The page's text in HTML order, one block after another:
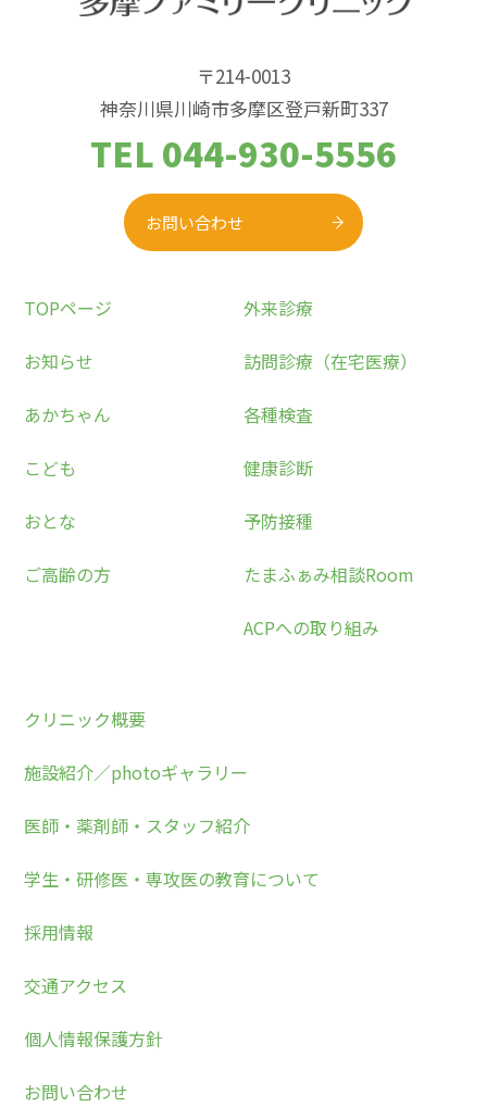
〒214-0013
神奈川県川崎市多摩区登戸新町337
TEL 044-930-5556
お問い合わせ
TOPページ
お知らせ
あかちゃん
こども
おとな
ご高齢の方
外来診療
訪問診療（在宅医療）
各種検査
健康診断
予防接種
たまふぁみ相談Room
ACPへの取り組み
クリニック概要
施設紹介／photoギャラリー
医師・薬剤師・スタッフ紹介
学生・研修医・専攻医の教育について
採用情報
交通アクセス
個人情報保護方針
お問い合わせ